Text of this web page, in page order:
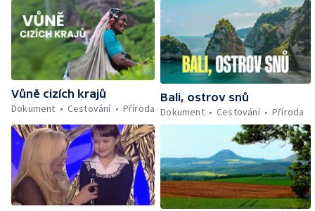
Vůně cizích krajů
Dokument
Cestování Příroda
Bali, ostrov snů
Dokument
Cestování Příroda